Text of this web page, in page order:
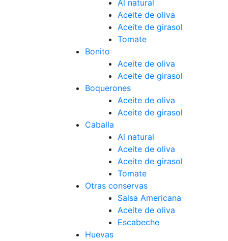
Al natural
Aceite de oliva
Aceite de girasol
Tomate
Bonito
Aceite de oliva
Aceite de girasol
Boquerones
Aceite de oliva
Aceite de girasol
Caballa
Al natural
Aceite de oliva
Aceite de girasol
Tomate
Otras conservas
Salsa Americana
Aceite de oliva
Escabeche
Huevas